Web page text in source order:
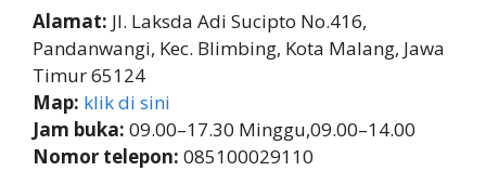
Alamat: Jl. Laksda Adi Sucipto No.416,
Pandanwangi, Kec. Blimbing, Kota Malang, Jawa
Timur 65124
Map: klik di sini
Jam buka: 09.00–17.30 Minggu,09.00–14.00
Nomor telepon: 085100029110